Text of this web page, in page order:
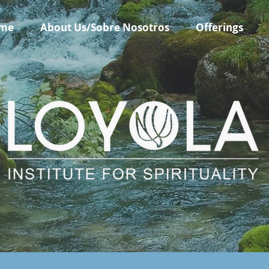
About Us/Sobre Nosotros Offerings